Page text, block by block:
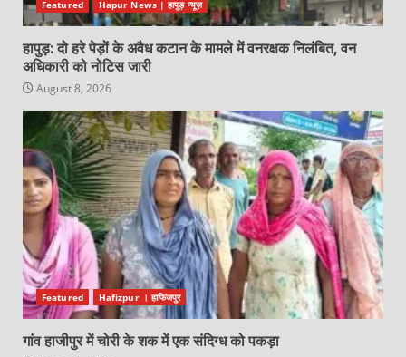
Featured Hapur News | हापुड़ न्यूज़
हापुड़: दो हरे पेड़ों के अवैध कटान के मामले में वनरक्षक निलंबित, वन
अधिकारी को नोटिस जारी
August 8, 2026
Featured Hafizpur । हाफिजपुर
गांव हाजीपुर में चोरी के शक में एक संदिग्ध को पकड़ा